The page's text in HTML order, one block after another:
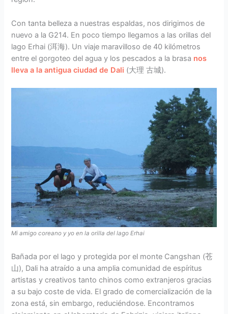
Con tanta belleza a nuestras espaldas, nos dirigimos de
nuevo a la G214. En poco tiempo llegamos a las orillas del
lago Erhai (洱海). Un viaje maravilloso de 40 kilómetros
entre el gorgoteo del agua y los pescados a la brasa nos
lleva a la antigua ciudad de Dali (大理 古城).
Mi amigo coreano y yo en la orilla del lago Erhai
Bañada por el lago y protegida por el monte Cangshan (苍
山), Dali ha atraído a una amplia comunidad de espíritus
artistas y creativos tanto chinos como extranjeros gracias
a su bajo coste de vida. El grado de comercialización de la
zona está, sin embargo, reduciéndose. Encontramos